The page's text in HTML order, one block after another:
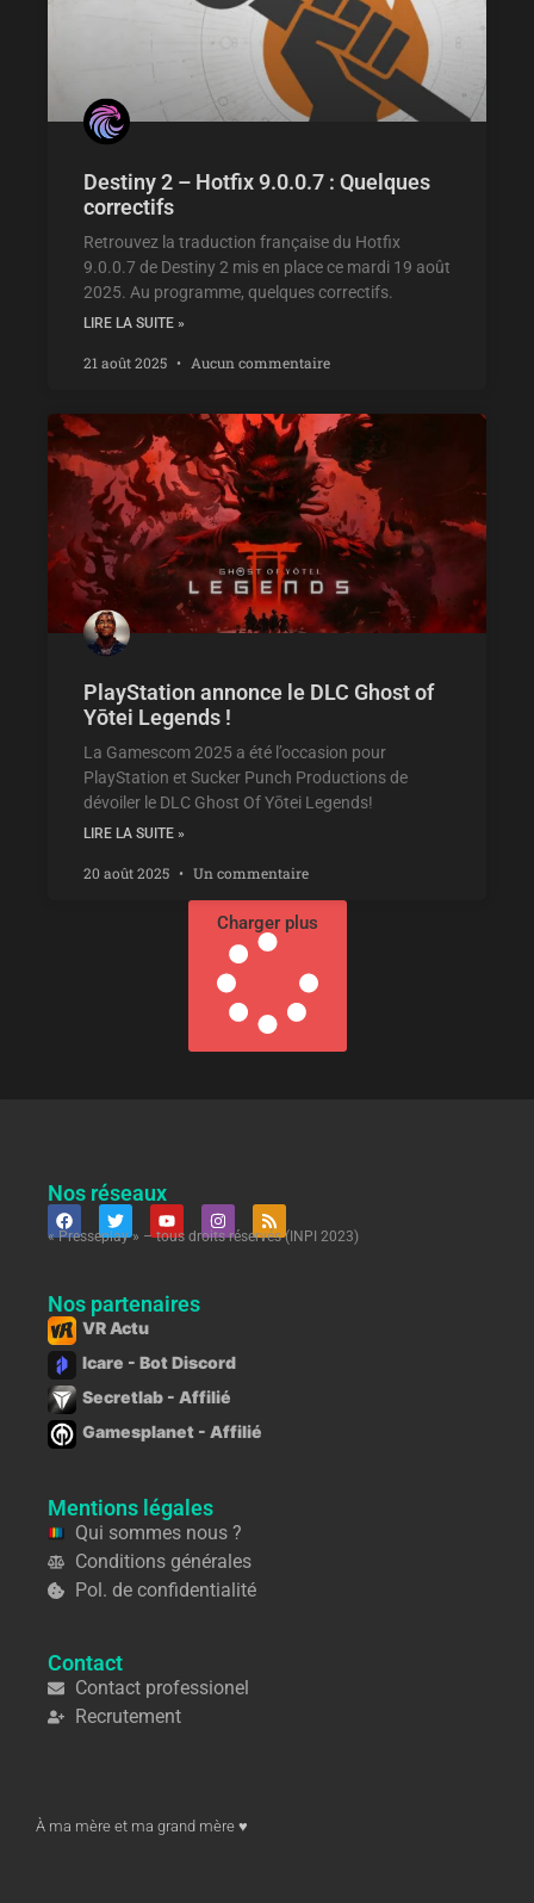
Destiny 2 – Hotfix 9.0.0.7 : Quelques
correctifs
Retrouvez la traduction française du Hotfix
9.0.0.7 de Destiny 2 mis en place ce mardi 19 août
2025. Au programme, quelques correctifs.
LIRE LA SUITE »
21 août 2025 Aucun commentaire
PlayStation annonce le DLC Ghost of
Yōtei Legends !
La Gamescom 2025 a été l’occasion pour
PlayStation et Sucker Punch Productions de
dévoiler le DLC Ghost Of Yōtei Legends!
LIRE LA SUITE »
20 août 2025 Un commentaire
Charger plus
Nos réseaux
« Presseplay » – tous droits réservés (INPI 2023)
Nos partenaires
VR Actu
Icare - Bot Discord
Secretlab - Affilié
Gamesplanet - Affilié
Mentions légales
Qui sommes nous ?
Conditions générales
Pol. de confidentialité
Contact
Contact professionel
Recrutement
À ma mère et ma grand mère ♥︎